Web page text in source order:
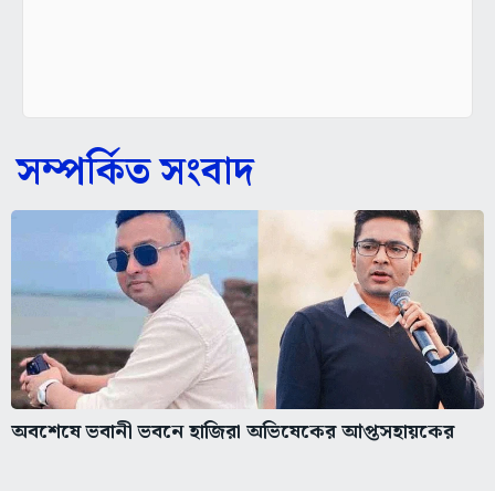
সম্পর্কিত সংবাদ
অবশেষে ভবানী ভবনে হাজিরা অভিষেকের আপ্তসহায়কের